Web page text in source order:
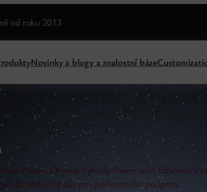
od roku 2013
Novinky a blogy a znalostní báze
řešení. Objevte výhody Power over Ethernet v
Kontaktujte nás pro profesionální podporu.